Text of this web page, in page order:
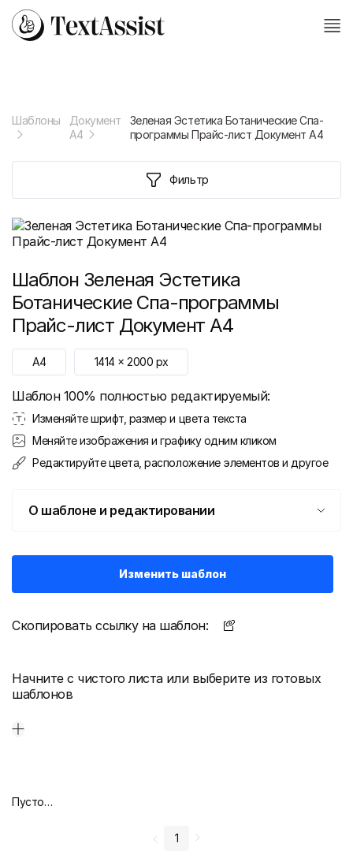
Шаблоны
Документ
А4
Зеленая Эстетика Ботанические Спа-
программы Прайс-лист Документ A4
Фильтр
Шаблон Зеленая Эстетика
Ботанические Спа-программы
Прайс-лист Документ A4
A4 1414 x2000 px
Шаблон 100% полностью редактируемый:
Изменяйте шрифт, размер и цвета текста
Меняйте изображения и графику одним кликом
Редактируйте цвета, расположение элементов и другое
О шаблоне и редактировании
Изменить шаблон
Скопировать ссылку на шаблон:
Начните с чистого листа или выберите из готовых
шаблонов
Пустой дизайн-макет
1